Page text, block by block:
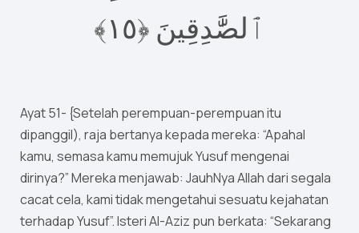
ٱلصَّٰدِقِينَ ‎﴿٥١﴾‏
Ayat 51- {Setelah perempuan-perempuan itu
dipanggil), raja bertanya kepada mereka: “Apahal
kamu, semasa kamu memujuk Yusuf mengenai
dirinya?” Mereka menjawab: JauhNya Allah dari segala
cacat cela, kami tidak mengetahui sesuatu kejahatan
terhadap Yusuf”. Isteri Al-Aziz pun berkata: “Sekarang